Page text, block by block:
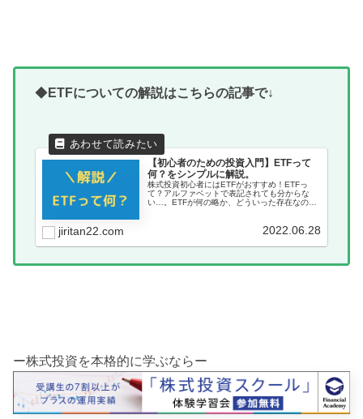
◆ETFについての解説はこちらの記事で↓
【初心者のための投資入門】ETFって
何？をシンプルに解説。
株式投資初心者にはETFがおすすめ！ETFっ
て？アルファベットで表記されても分からな
い…。ETFが何の略か、どういった存在なの
jiritan22.com 2022.06.28
ー株式投資を本格的に学ぶならー